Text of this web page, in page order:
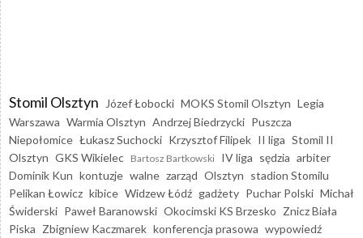
Stomil Olsztyn Józef Łobocki MOKS Stomil Olsztyn Legia
Warszawa Warmia Olsztyn Andrzej Biedrzycki Puszcza
Niepołomice Łukasz Suchocki Krzysztof Filipek II liga Stomil II
Olsztyn GKS Wikielec Bartosz Bartkowski IV liga sędzia arbiter
Dominik Kun kontuzje walne zarząd Olsztyn stadion Stomilu
Pelikan Łowicz kibice Widzew Łódź gadżety Puchar Polski Michał
Świderski Paweł Baranowski Okocimski KS Brzesko Znicz Biała
Piska Zbigniew Kaczmarek konferencja prasowa wypowiedź